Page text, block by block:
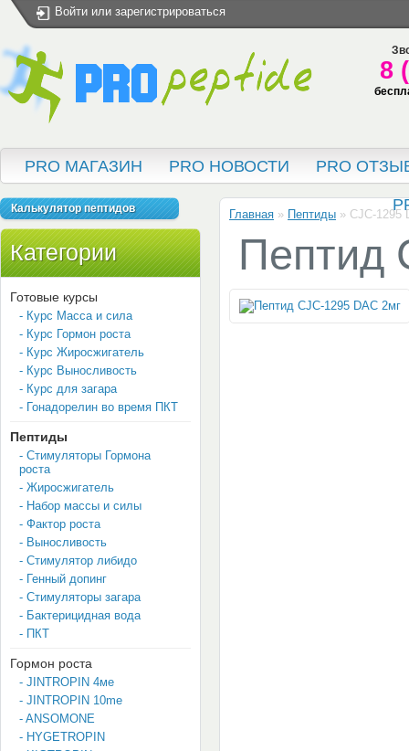
Войти или зарегистрироваться
8
PRO МАГАЗИН PRO НОВОСТИ PRO
Калькулятор пептидов
Категории
Готовые курсы
- Курс Масса и сила
- Курс Гормон роста
- Курс Жиросжигатель
- Курс Выносливость
- Курс для загара
- Гонадорелин во время ПКТ
Пептиды
- Стимуляторы Гормона
роста
- Жиросжигатель
- Набор массы и силы
- Фактор роста
- Выносливость
- Стимулятор либидо
- Генный допинг
- Стимуляторы загара
- Бактерицидная вода
- ПКТ
Гормон роста
- JINTROPIN 4мe
- JINTROPIN 10me
- ANSOMONE
- HYGETROPIN
Главная » Пептиды » CJC-1295
Пептид